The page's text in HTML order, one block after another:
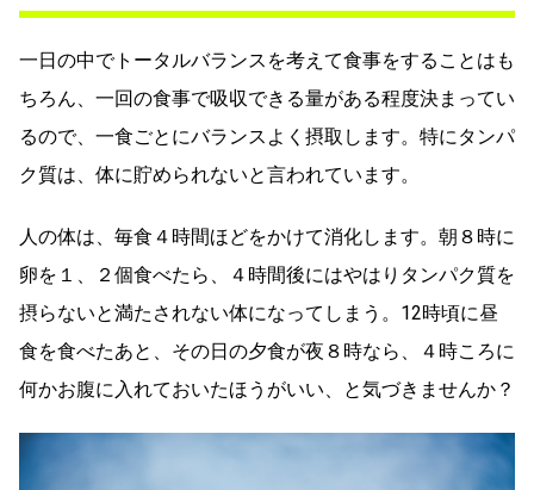
一日の中でトータルバランスを考えて食事をすることはも
ちろん、一回の食事で吸収できる量がある程度決まってい
るので、一食ごとにバランスよく摂取します。特にタンパ
ク質は、体に貯められないと言われています。
人の体は、毎食４時間ほどをかけて消化します。朝８時に
卵を１、２個食べたら、４時間後にはやはりタンパク質を
摂らないと満たされない体になってしまう。12時頃に昼
食を食べたあと、その日の夕食が夜８時なら、４時ころに
何かお腹に入れておいたほうがいい、と気づきませんか？